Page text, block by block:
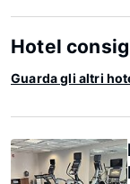
Hotel
Guarda gli altri